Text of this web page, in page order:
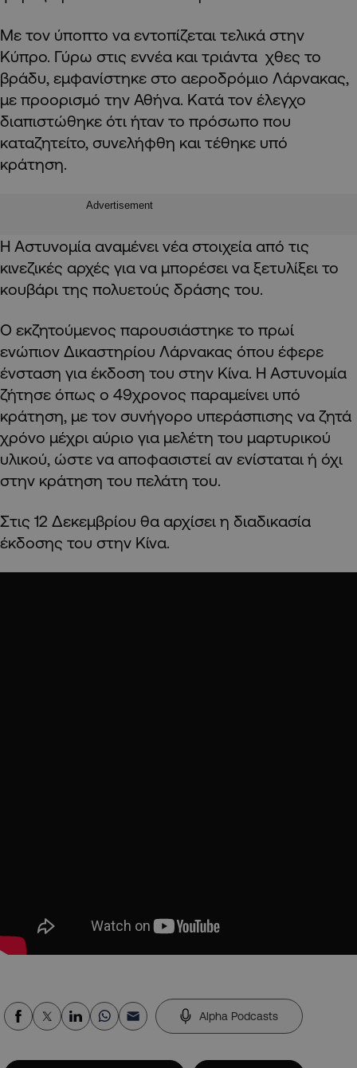
Με τον ύποπτο να εντοπίζεται τελικά στην
Κύπρο. Γύρω στις εννέα και τριάντα χθες το
βράδυ, εμφανίστηκε στο αεροδρόμιο Λάρνακας,
με προορισμό την Αθήνα. Κατά τον έλεγχο
διαπιστώθηκε ότι ήταν το πρόσωπο που
καταζητείτο, συνελήφθη και τέθηκε υπό
κράτηση.
Advertisement
Η Αστυνομία αναμένει νέα στοιχεία από τις
κινεζικές αρχές για να μπορέσει να ξετυλίξει το
κουβάρι της πολυετούς δράσης του.
Ο εκζητούμενος παρουσιάστηκε το πρωί
ενώπιον Δικαστηρίου Λάρνακας όπου έφερε
ένσταση για έκδοση του στην Κίνα. Η Αστυνομία
ζήτησε όπως ο 49χρονος παραμείνει υπό
κράτηση, με τον συνήγορο υπεράσπισης να ζητά
χρόνο μέχρι αύριο για μελέτη του μαρτυρικού
υλικού, ώστε να αποφασιστεί αν ενίσταται ή όχι
στην κράτηση του πελάτη του.
Στις 12 Δεκεμβρίου θα αρχίσει η διαδικασία
έκδοσης του στην Κίνα.
Alpha Podcasts